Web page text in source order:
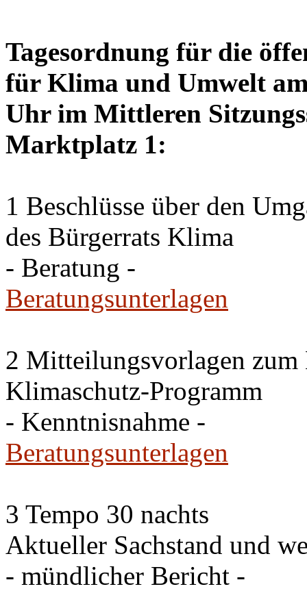
Tagesordnung für die
für Klima und Umwelt
Uhr im Mittleren
Marktplatz 1:
1 Beschlüsse über den
des Bürgerrats Klima
- Beratung -
Beratungsunterlagen
2 Mitteilungsvorlagen zum
Klimaschutz-Programm
- Kenntnisnahme -
Beratungsunterlagen
3 Tempo 30 nachts
Aktueller Sachstand und
- mündlicher Bericht -